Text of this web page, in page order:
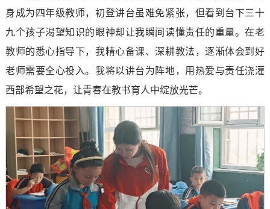
身成为四年级教师，初登讲台虽难免紧张，但看到台下三十
九个孩子渴望知识的眼神却让我瞬间读懂责任的重量。在老
教师的悉心指导下，我精心备课、深耕教法，逐渐体会到好
老师需要全心投入。我将以讲台为阵地，用热爱与责任浇灌
西部希望之花，让青春在教书育人中绽放光芒。